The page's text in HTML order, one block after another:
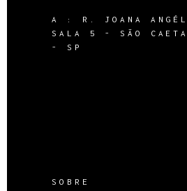
A :
R. JOANA
SALA 5 - SÃO
- SP
SOBRE